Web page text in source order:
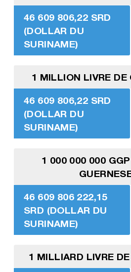
46 609 806,22 SRD
(DOLLAR DU
SURINAME)
1 MILLION LIVRE DE
46 609 806,22 SRD
(DOLLAR DU
SURINAME)
1 000 000 000
46 609 806 222,15
SRD (DOLLAR DU
SURINAME)
1 MILLIARD LIVRE